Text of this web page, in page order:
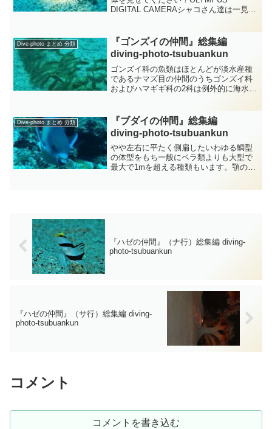
DIGITAL CAMERAシャコさん達は一見し
ビ類はカニ類やヤドカリ類などと共に十
脚目に属して...
Dive-photo まとめ 分類
『ゴンズイの仲間』総集編
diving-photo‐tsubuankun
ゴンズイ科の魚類はほとんどが淡水産種
であるナマズ目の仲間のうちゴンズイ科
およびハマギギ科の2科は例外的に海水魚
口ヒゲを使って海底を探索し主に甲殻類
などの底生生物を食べて...
Dive-photo まとめ 分類
『ブダイの仲間』総集編
diving-photo‐tsubuankun
やや左右に平たく側扁したいわゆる鯛型
の体型をもち一般にベラ類よりも大型で
最大で1mを超える種類もいます。顎の歯
『ハゼの仲間』（ナ行）総集編 diving-
photo‐tsubuankun
『ハゼの仲間』（サ行）総集編 diving-
photo‐tsubuankun
コメント
コメントを書き込む